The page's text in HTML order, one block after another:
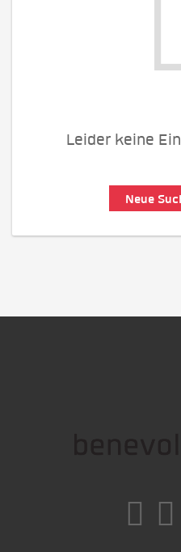
Leider keine
Neue